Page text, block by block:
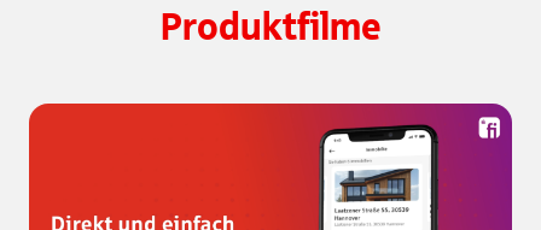
Produktfilme